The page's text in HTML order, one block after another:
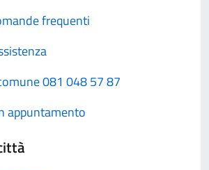
frequenti
081 048 57 87
appuntamento